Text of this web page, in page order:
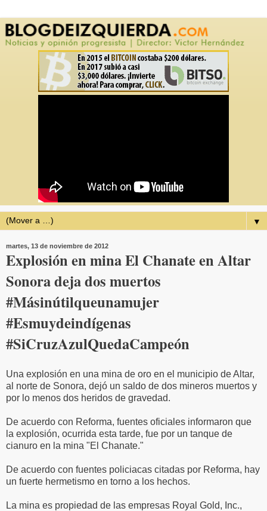
▼
martes, 13 de noviembre de 2012
Explosión en mina El Chanate en Altar
Sonora deja dos muertos
#Másinútilqueunamujer
#Esmuydeindígenas
#SiCruzAzulQuedaCampeón
Una explosión en una mina de oro en el municipio de Altar,
al norte de Sonora, dejó un saldo de dos mineros muertos y
por lo menos dos heridos de gravedad.
De acuerdo con Reforma, fuentes oficiales informaron que
la explosión, ocurrida esta tarde, fue por un tanque de
cianuro en la mina "El Chanate."
De acuerdo con fuentes policiacas citadas por Reforma, hay
un fuerte hermetismo en torno a los hechos.
La mina es propiedad de las empresas Royal Gold, Inc.,